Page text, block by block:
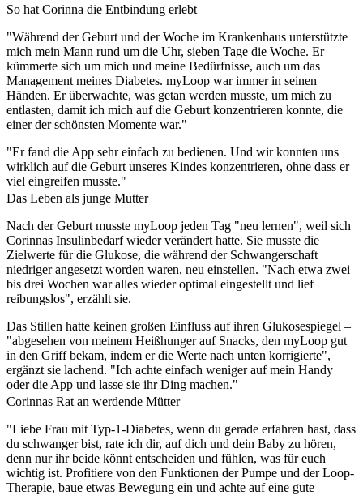
So hat Corinna die Entbindung erlebt
"Während der Geburt und der Woche im Krankenhaus unterstützte
mich mein Mann rund um die Uhr, sieben Tage die Woche. Er
kümmerte sich um mich und meine Bedürfnisse, auch um das
Management meines Diabetes. myLoop war immer in seinen
Händen. Er überwachte, was getan werden musste, um mich zu
entlasten, damit ich mich auf die Geburt konzentrieren konnte, die
einer der schönsten Momente war."
"Er fand die App sehr einfach zu bedienen. Und wir konnten uns
wirklich auf die Geburt unseres Kindes konzentrieren, ohne dass er
viel eingreifen musste."
Das Leben als junge Mutter
Nach der Geburt musste myLoop jeden Tag "neu lernen", weil sich
Corinnas Insulinbedarf wieder verändert hatte. Sie musste die
Zielwerte für die Glukose, die während der Schwangerschaft
niedriger angesetzt worden waren, neu einstellen. "Nach etwa zwei
bis drei Wochen war alles wieder optimal eingestellt und lief
reibungslos", erzählt sie.
Das Stillen hatte keinen großen Einfluss auf ihren Glukosespiegel –
"abgesehen von meinem Heißhunger auf Snacks, den myLoop gut
in den Griff bekam, indem er die Werte nach unten korrigierte",
ergänzt sie lachend. "Ich achte einfach weniger auf mein Handy
oder die App und lasse sie ihr Ding machen."
Corinnas Rat an werdende Mütter
"Liebe Frau mit Typ-1-Diabetes, wenn du gerade erfahren hast, dass
du schwanger bist, rate ich dir, auf dich und dein Baby zu hören,
denn nur ihr beide könnt entscheiden und fühlen, was für euch
wichtig ist. Profitiere von den Funktionen der Pumpe und der Loop-
Therapie, baue etwas Bewegung ein und achte auf eine gute